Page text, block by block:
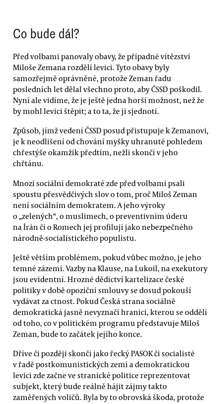
Co bude dál?
Před volbami panovaly obavy, že případné vítězství
Miloše Zemana rozdělí levici. Tyto obavy byly
samozřejmě oprávněné, protože Zeman řadu
posledních let dělal všechno proto, aby ČSSD poškodil.
Nyní ale vidíme, že je ještě jedna horší možnost, než že
by mohl levici štěpit; a to ta, že ji sjednotí.
Způsob, jímž vedení ČSSD posud přistupuje k Zemanovi,
je k neodlišení od chování myšky uhranuté pohledem
chřestýše okamžik předtím, nežli skončí v jeho
chřtánu.
Mnozí sociální demokraté zde před volbami psali
spoustu přesvědčivých slov o tom, proč Miloš Zeman
není sociálním demokratem. A jeho výroky
o „zelených“, o muslimech, o preventivním úderu
na Írán či o Romech jej profilují jako nebezpečného
národně-socialistického populistu.
Ještě větším problémem, pokud vůbec možno, je jeho
temné zázemí. Vazby na Klause, na Lukoil, na exekutory
jsou evidentní. Hrozné dědictví kartelizace české
politiky v době opoziční smlouvy se dosud pokouší
vydávat za ctnost. Pokud Česká strana sociálně
demokratická jasně nevyznačí hranici, kterou se oddělí
od toho, co v politickém programu představuje Miloš
Zeman, bude to začátek jejího konce.
Dříve či později skončí jako řecký PASOK či socialisté
v řadě postkomunistických zemí a demokratickou
levici zde začne ve stranické politice reprezentovat
subjekt, který bude reálně hájit zájmy takto
zaměřených voličů. Byla by to obrovská škoda, protože